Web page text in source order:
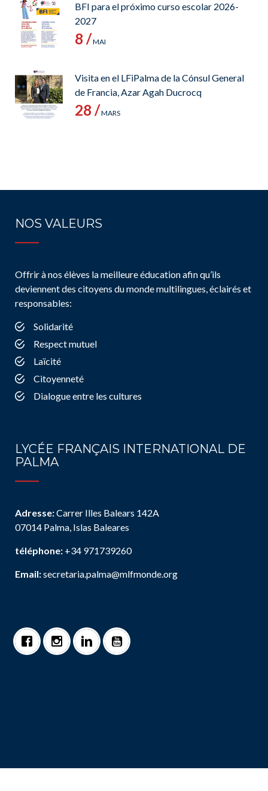
BFI para el próximo curso escolar 2026-
2027
8 /MAI
Visita en el LFiPalma de la Cónsul General
de Francia, Azar Agah Ducrocq
28 /MARS
NOS VALEURS
Offrir à nos élèves la meilleure éducation afin qu’ils
deviennent des citoyens du monde multilingues, éclairés et
responsables:
Solidarité
Respect mutuel
Laïcité
Citoyenneté
Dialogue entre les cultures
LYCÉE FRANÇAIS INTERNATIONAL DE
PALMA
Adresse:Carrer Illes Balears 142A
07014 Palma, Islas Baleares
téléphone: +34 971739260
Email:secretaria.palma@mlfmonde.org